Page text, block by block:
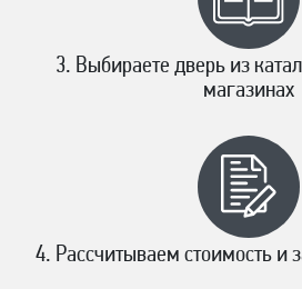
Выбираете дверь из
магазинах
Рассчитываем стоимость и